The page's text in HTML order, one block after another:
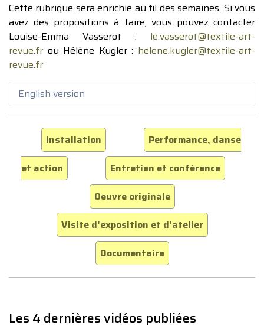
Cette rubrique sera enrichie au fil des semaines. Si vous
avez des propositions à faire, vous pouvez contacter
Louise-Emma Vasserot : le.vasserot@textile-art-
revue.fr ou Hélène Kugler : helene.kugler@textile-art-
revue.fr
English version
Installation
Performance, danse
et action
Entretien et conférence
Oeuvre originale
Visite d'exposition et d'atelier
Documentaire
Les 4 dernières vidéos publiées